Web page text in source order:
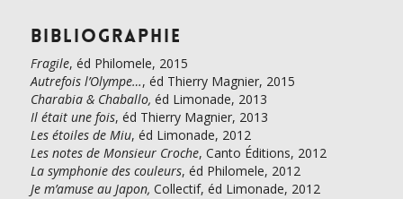
Bibliographie
Fragile, éd Philomele, 2015
Autrefois l’Olympe…, éd Thierry Magnier, 2015
Charabia & Chaballo, éd Limonade, 2013
Il était une fois, éd Thierry Magnier, 2013
Les étoiles de Miu, éd Limonade, 2012
Les notes de Monsieur Croche, Canto Éditions, 2012
La symphonie des couleurs, éd Philomele, 2012
Je m’amuse au Japon, Collectif, éd Limonade, 2012